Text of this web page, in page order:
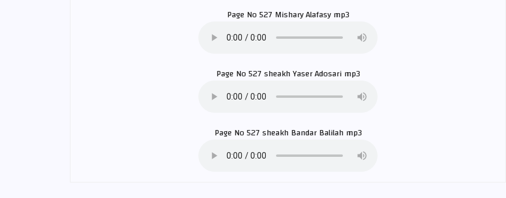
Page No 527 Mishary Alafasymp3
Page No 527 sheakhYaser Adosarimp3
Page No 527 sheakhBandar Balilahmp3